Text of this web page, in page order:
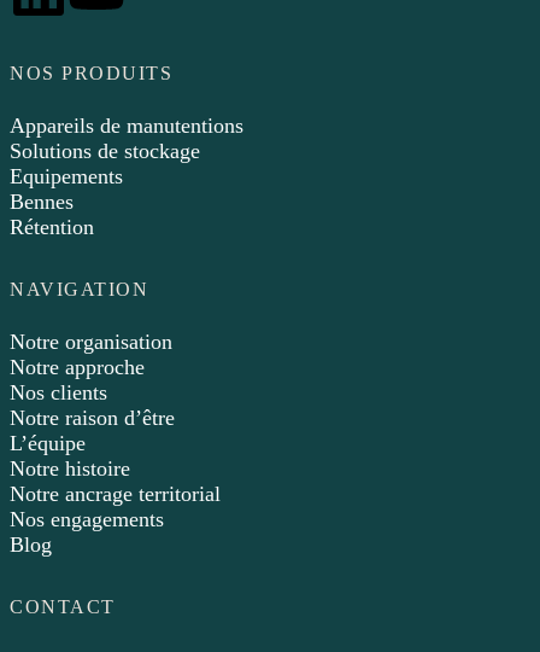
NOS PRODUITS
Appareils de manutentions
Solutions de stockage
Equipements
Bennes
Rétention
NAVIGATION
Notre organisation
Notre approche
Nos clients
Notre raison d’être
L’équipe
Notre histoire
Notre ancrage territorial
Nos engagements
Blog
CONTACT